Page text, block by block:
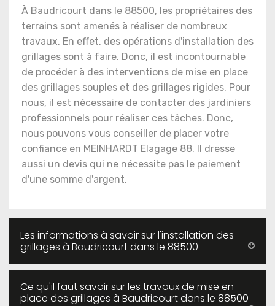
À Baudricourt dans le 88500, les propriétaires des
terrains sont amenés à réaliser de nombreux
travaux. En effet, des opérations d'installation des
grillages sont à faire. Donc, il est incontournable
de procéder à des interventions de mise en place
des grillages souples et des grillages rigides. Pour
nous, il est nécessaire de contacter des jardiniers
professionnels pour réaliser ces tâches. Donc,
nous pouvons vous conseiller de placer votre
confiance en MEINHARDT Elagage 88. Il dresse
aussi un devis qui ne nécessite pas le paiement
d'une somme d'argent.
Les informations à savoir sur l'installation des
grillages à Baudricourt dans le 88500
Ce qu'il faut savoir sur les travaux de mise en
place des grillages à Baudricourt dans le 88500